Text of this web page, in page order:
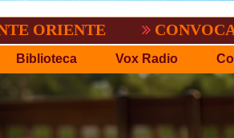
CONVOCATORIA
Biblioteca Vox Radio